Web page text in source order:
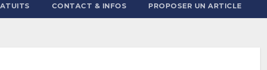
CONTACT & INFOS PROPOSER UN ARTICLE